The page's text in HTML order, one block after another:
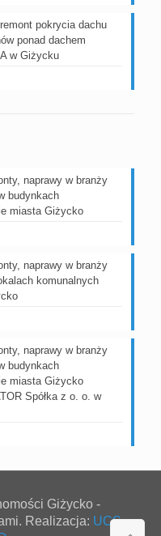
pokrycia dachu
ponad dachem
w Giżycku
naprawy w branży
budynkach
miasta Giżycko
naprawy w branży
komunalnych
naprawy w branży
budynkach
miasta Giżycko
Spółka z o. o. w
Giżycko -
Realizacja: UCS